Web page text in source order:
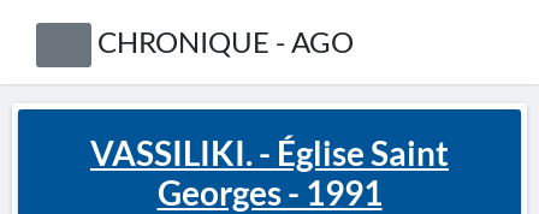
CHRONIQUE - AGO
VASSILIKI. - Église Saint
Georges - 1991